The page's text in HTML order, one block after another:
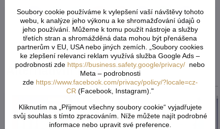
FacebookTwitter Bluesky PinterestReddit LinkedInWhatsApp
E-
mail
Předchozí produkt Následující produkt
Alternativní produkty
Soubory cookie používáme k vylepšení vaší návštěvy tohoto
webu, k analýze jeho výkonu a ke shromažďování údajů o
jeho používání. Můžeme k tomu použít nástroje a služby
třetích stran a shromážděná data mohou být přenášena
partnerům v EU, USA nebo jiných zemích. „Soubory cookies
ke zlepšení relevanci reklam využívá služba Google Ads –
podrobnosti zde https://business.safety.google/privacy/ nebo
Meta – podrobnosti
zde https://www.facebook.com/privacy/policy/?locale=cz-
CR (Facebook, Instagram)."
Kliknutím na „Přijmout všechny soubory cookie“ vyjadřujete
svůj souhlas s tímto zpracováním. Níže můžete najít podrobné
informace nebo upravit své preference.